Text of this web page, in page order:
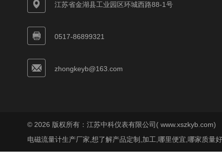
江苏省金湖县工业园区环城西路88-1号
0517-86899321
zhongkeyb@163.com
© 2026 版权所有：江苏中科仪表有限公司( www.xszkyb.com)
电磁流量计生产厂家,想了解产品定制,加工,哪里便宜,哪家质量